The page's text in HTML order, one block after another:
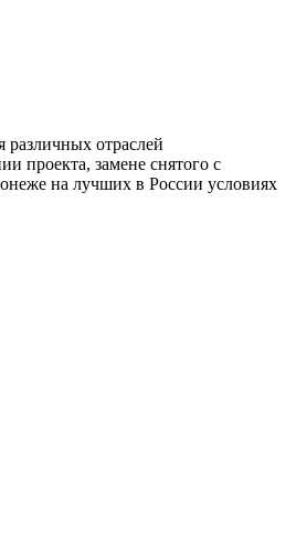
различных отраслей
проекта, замене снятого с
на лучших в России условиях